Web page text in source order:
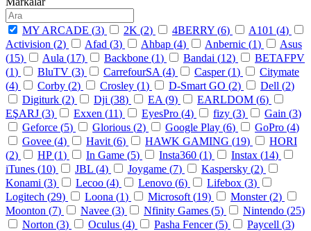
MY ARCADE (3) 2K (2) 4BERRY (6) A101 (4)
Activision (2) Afad (3) Ahbap (4) Anbernic (1)
Asus
(15) Aula (17) Backbone (1) Bandai (12)
BETAFPV
(1) BluTV (3) CarrefourSA (4) Casper (1)
Citymate
(4) Corby (2) Crosley (1) D-Smart GO (2) Dell (2)
Digiturk (2) Dji (38) EA (9) EARLDOM (6)
EŞARJ (3) Exxen (11) EyesPro (4) fizy (3) Gain (3)
Geforce (5) Glorious (2) Google Play (6) GoPro (4)
Govee (4) Havit (6) HAWK GAMING (19)
HORI
(2) HP (1) In Game (5) Insta360 (1) Instax (14)
iTunes (10) JBL (4) Joygame (7) Kaspersky (2)
Konami (3) Lecoo (4) Lenovo (6) Lifebox (3)
Logitech (29) Loona (1) Microsoft (19) Monster (2)
Moonton (7) Navee (3) Nfinity Games (5) Nintendo (25)
Norton (3) Oculus (4) Pasha Fencer (5) Paycell (3)